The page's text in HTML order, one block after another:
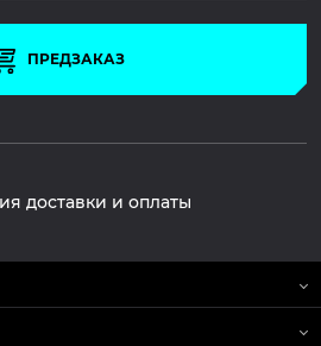
ПРЕДЗАКАЗ
доставки и оплаты